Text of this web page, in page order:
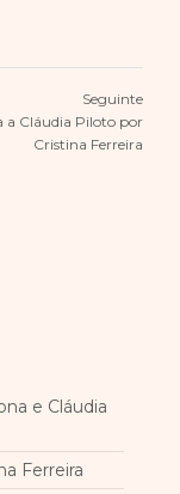
Seguinte
a Cláudia Piloto por
Cristina Ferreira
e Cláudia
Ferreira